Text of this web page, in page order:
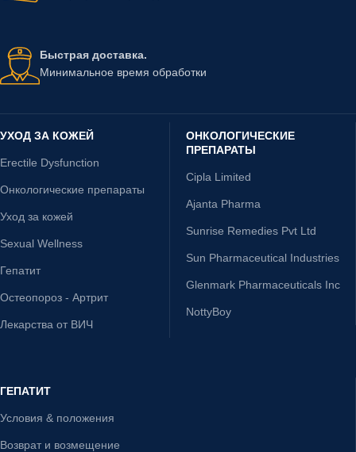
Быстрая доставка.
Минимальное время обработки
УХОД ЗА КОЖЕЙ
Erectile Dysfunction
Онкологические препараты
Уход за кожей
Sexual Wellness
Гепатит
Остеопороз - Артрит
Лекарства от ВИЧ
ОНКОЛОГИЧЕСКИЕ
ПРЕПАРАТЫ
Cipla Limited
Ajanta Pharma
Sunrise Remedies Pvt Ltd
Sun Pharmaceutical Industries
Glenmark Pharmaceuticals Inc
NottyBoy
ГЕПАТИТ
Условия & положения
Возврат и возмещение